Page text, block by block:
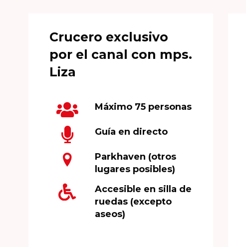
Crucero exclusivo
por el canal con mps.
Liza
Máximo 75 personas
Guía en directo
Parkhaven (otros
lugares posibles)
Accesible en silla de
ruedas (excepto
aseos)